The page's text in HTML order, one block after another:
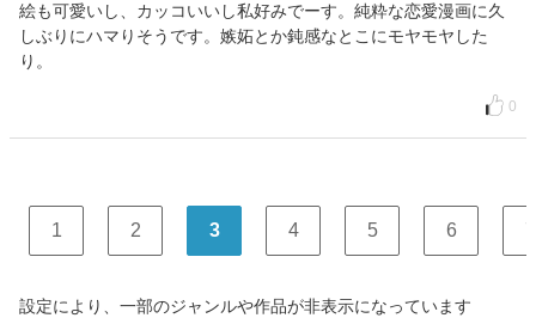
絵も可愛いし、カッコいいし私好みでーす。純粋な恋愛漫画に久
しぶりにハマりそうです。嫉妬とか鈍感なとこにモヤモヤした
り。
0
1 2 3 4 5 6 7
設定により、一部のジャンルや作品が非表示になっています